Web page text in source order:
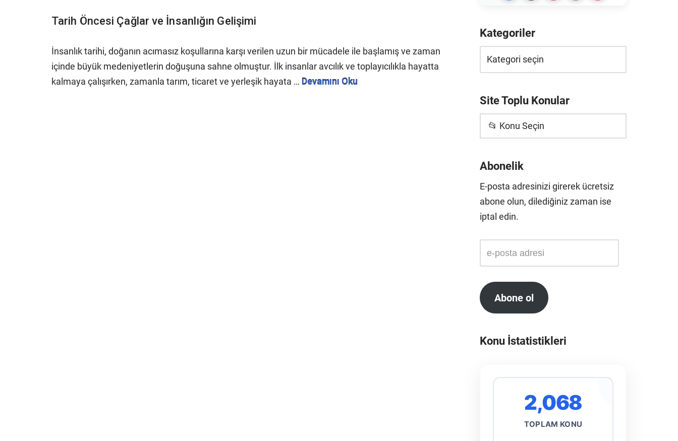
Tarih Öncesi Çağlar ve İnsanlığın Gelişimi
İnsanlık tarihi, doğanın acımasız koşullarına karşı verilen uzun bir mücadele ile başlamış ve zaman
içinde büyük medeniyetlerin doğuşuna sahne olmuştur. İlk insanlar avcılık ve toplayıcılıkla hayatta
kalmaya çalışırken, zamanla tarım, ticaret ve yerleşik hayata … Devamını Oku
Kategoriler
Site Toplu Konular
📂 Konu Seçin
Abonelik
E-posta adresinizi girerek ücretsiz
abone olun, dilediğiniz zaman ise
iptal edin.
Abone ol
Konu İstatistikleri
2,068
TOPLAM KONU